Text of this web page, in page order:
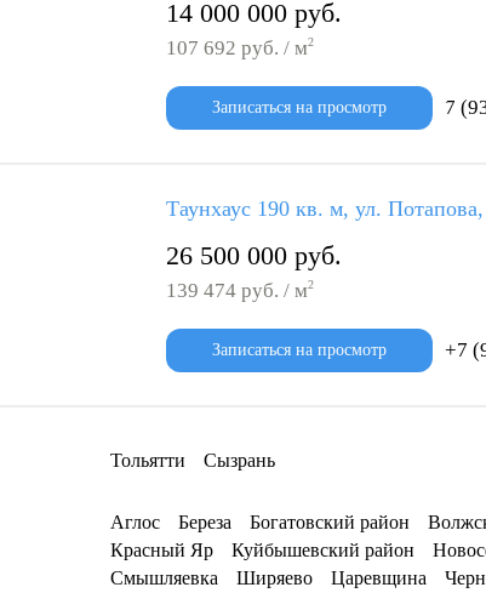
14 000 000 руб.
107 692 руб. / м2
Записаться на просмотр 7
Таунхаус 190 кв. м, ул.
26 500 000 руб.
139 474 руб. / м2
Записаться на просмотр +7
Тольятти Сызрань
Аглос Береза Богатовский район
Красный Яр
Куйбышевский район
Смышляевка
Ширяево Царевщина